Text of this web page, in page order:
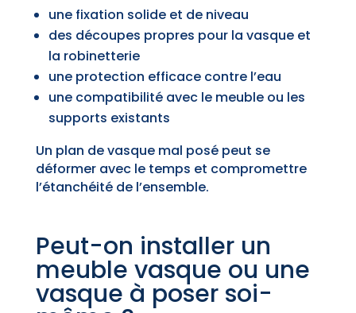
une fixation solide et de niveau
des découpes propres pour la vasque et
la robinetterie
une protection efficace contre l’eau
une compatibilité avec le meuble ou les
supports existants
Un plan de vasque mal posé peut se
déformer avec le temps et compromettre
l’étanchéité de l’ensemble.
Peut-on installer un
meuble vasque ou une
vasque à poser soi-